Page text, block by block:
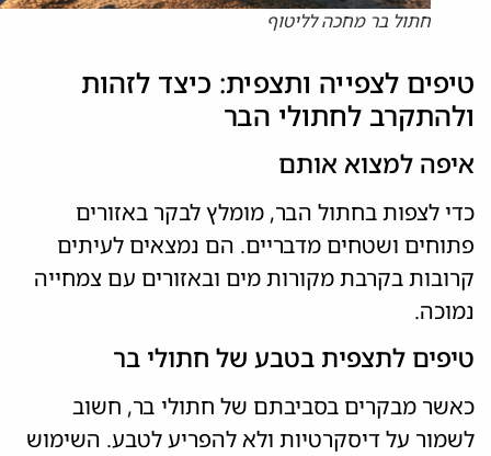
חתול בר מחכה לליטוף
טיפים לצפייה ותצפית: כיצד לזהות
ולהתקרב לחתולי הבר
איפה למצוא אותם
כדי לצפות בחתול הבר, מומלץ לבקר באזורים
פתוחים ושטחים מדבריים. הם נמצאים לעיתים
קרובות בקרבת מקורות מים ובאזורים עם צמחייה
נמוכה.
טיפים לתצפית בטבע של חתולי בר
כאשר מבקרים בסביבתם של חתולי בר, חשוב
לשמור על דיסקרטיות ולא להפריע לטבע. השימוש